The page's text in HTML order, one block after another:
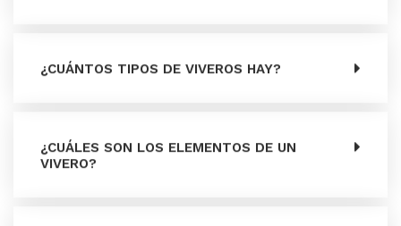
¿CUÁNTOS TIPOS DE VIVEROS HAY?
¿CUÁLES SON LOS ELEMENTOS DE UN
VIVERO?